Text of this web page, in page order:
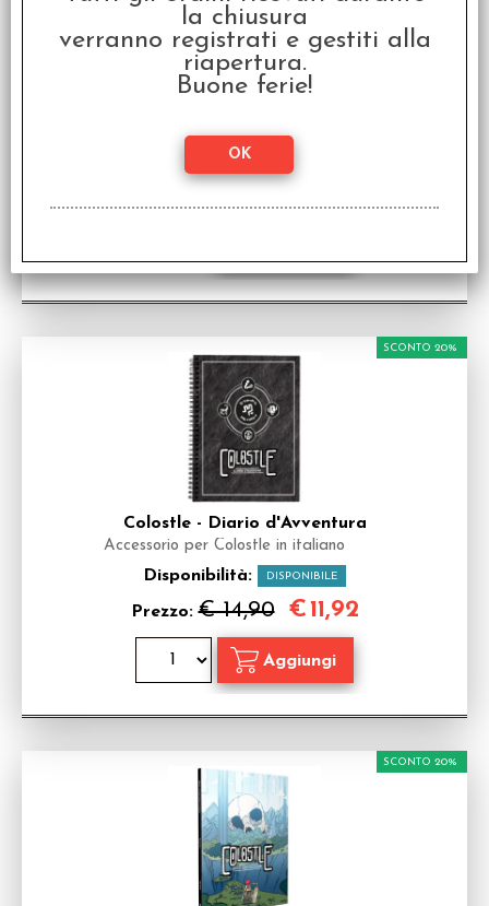
Accessorio per Colostle in italiano
Disponibilità:
Colostle - Diario d'Avventura
Accessorio per Colostle in italiano
Disponibilità: DISPONIBILE
Prezzo:€ 14,90
SCONTO 20%
€11,92
SCONTO 20%
la chiusura
verranno registrati e gestiti alla
riapertura.
Buone ferie!